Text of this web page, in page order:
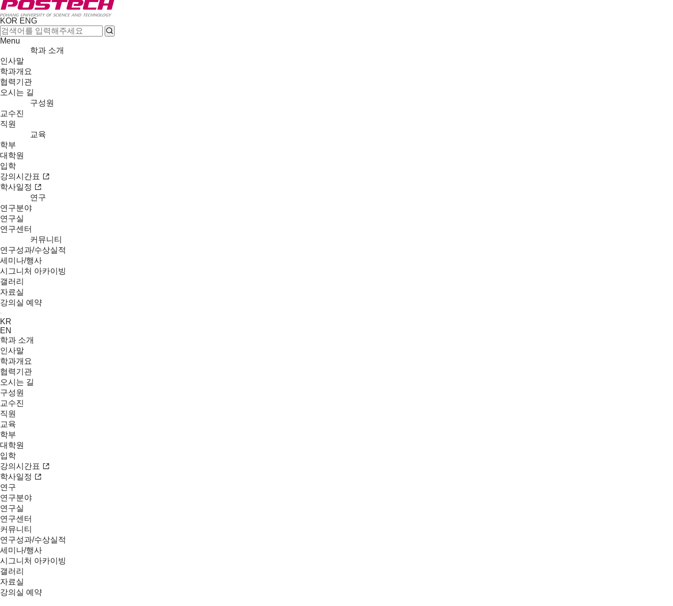
KOR ENG
Menu
학과 소개
인사말
학과개요
협력기관
오시는 길
구성원
교수진
직원
교육
학부
대학원
입학
강의시간표
학사일정
연구
연구분야
연구실
연구센터
커뮤니티
연구성과/수상실적
세미나/행사
시그니처 아카이빙
갤러리
자료실
강의실 예약
Menu
KR
EN
학과 소개
인사말
학과개요
협력기관
오시는 길
구성원
교수진
직원
교육
학부
대학원
입학
강의시간표
학사일정
연구
연구분야
연구실
연구센터
커뮤니티
연구성과/수상실적
세미나/행사
시그니처 아카이빙
갤러리
자료실
강의실 예약